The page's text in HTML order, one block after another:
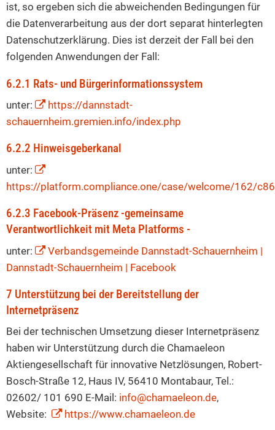
ist, so ergeben sich die abweichenden Bedingungen für
die Datenverarbeitung aus der dort separat hinterlegten
Datenschutzerklärung. Dies ist derzeit der Fall bei den
folgenden Anwendungen der Fall:
6.2.1 Rats- und Bürgerinformationssystem
unter:
https://dannstadt-
schauernheim.gremien.info/index.php
6.2.2 Hinweisgeberkanal
unter:
https://platform.compliance.one/case/welcome/162/
6.2.3 Facebook-Präsenz -gemeinsame
Verantwortlichkeit mit Meta Platforms -
unter:
Verbandsgemeinde Dannstadt-Schauernheim |
Dannstadt-Schauernheim | Facebook
7 Unterstützung bei der Bereitstellung der
Internetpräsenz
Bei der technischen Umsetzung dieser Internetpräsenz
haben wir Unterstützung durch die Chamaeleon
Aktiengesellschaft für innovative Netzlösungen, Robert-
Bosch-Straße 12, Haus IV, 56410 Montabaur, Tel.:
02602/ 101 690 E-Mail: info@chamaeleon.de,
Website:
https://www.chamaeleon.de